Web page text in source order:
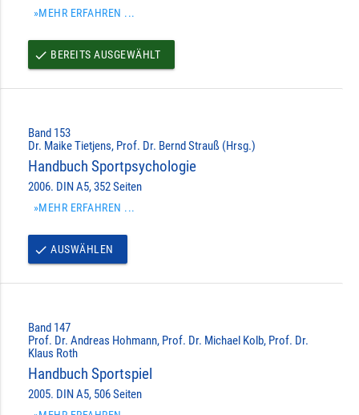
»MEHR ERFAHREN ...
done BEREITS AUSGEWÄHLT
Band 153
Dr. Maike Tietjens, Prof. Dr. Bernd Strauß (Hrsg.)
Handbuch Sportpsychologie
2006. DIN A5, 352 Seiten
»MEHR ERFAHREN ...
done AUSWÄHLEN
Band 147
Prof. Dr. Andreas Hohmann, Prof. Dr. Michael Kolb, Prof. Dr.
Klaus Roth
Handbuch Sportspiel
2005. DIN A5, 506 Seiten